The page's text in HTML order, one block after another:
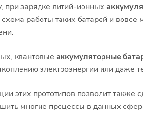
зарядке литий-ионных
схема работы таких батарей и
квантовые аккумуляторные
электроэнергии или даже
этих прототипов позволит также
многие процессы в данных